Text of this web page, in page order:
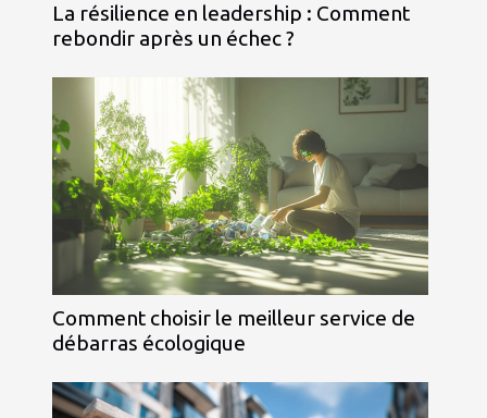
La résilience en leadership : Comment
rebondir après un échec ?
Comment choisir le meilleur service de
débarras écologique